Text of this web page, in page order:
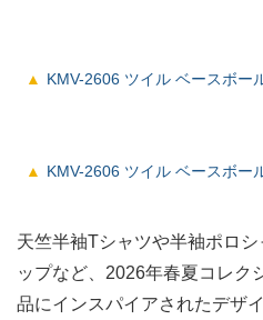
KMV-2606 ツイル ベースボー
KMV-2606 ツイル ベースボー
天竺半袖Tシャツや半袖ポロ
ップなど、2026年春夏コレク
品にインスパイアされたデザ